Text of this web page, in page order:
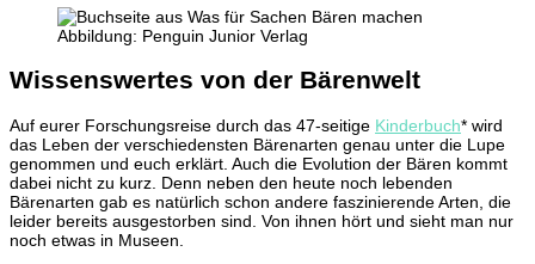
Abbildung: Penguin Junior Verlag
Wissenswertes von der Bärenwelt
Auf eurer Forschungsreise durch das 47-seitige Kinderbuch* wird
das Leben der verschiedensten Bärenarten genau unter die Lupe
genommen und euch erklärt. Auch die Evolution der Bären kommt
dabei nicht zu kurz. Denn neben den heute noch lebenden
Bärenarten gab es natürlich schon andere faszinierende Arten, die
leider bereits ausgestorben sind. Von ihnen hört und sieht man nur
noch etwas in Museen.